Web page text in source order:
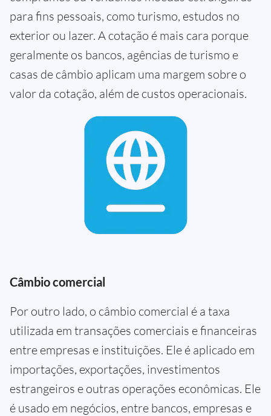
para fins pessoais, como turismo, estudos no
exterior ou lazer. A cotação é mais cara porque
geralmente os bancos, agências de turismo e
casas de câmbio aplicam uma margem sobre o
valor da cotação, além de custos operacionais.
Câmbio comercial
Por outro lado, o câmbio comercial é a taxa
utilizada em transações comerciais e financeiras
entre empresas e instituições. Ele é aplicado em
importações, exportações, investimentos
estrangeiros e outras operações econômicas. Ele
é usado em negócios, entre bancos, empresas e